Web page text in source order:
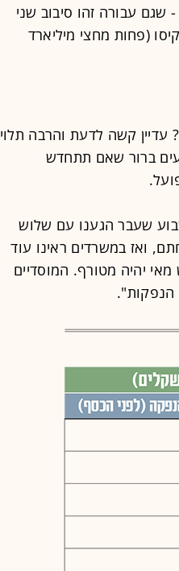
שגם עבורה זהו סיבוב שני
קיסו (פחות מחצי מיליארד
עדיין קשה לדעת והרבה תלוי
ברור שאם תתחדש
שעבר הגענו עם שלוש
ואז במשרדים ראינו עוד
יהיה מטורף. המוסדיים
הנפקות".